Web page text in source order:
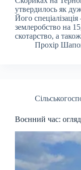
утвердилось як
Його
землеробство на
скотарство, а
Прохір
Воєнний час: